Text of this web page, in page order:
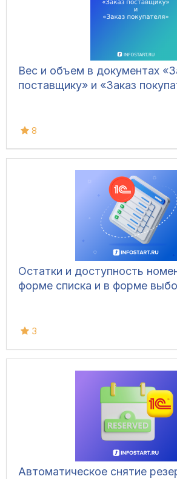
Вес и объем в документах
поставщику» и «Заказ
8
Остатки и доступность
форме списка и в форме
3
Автоматическое снятие